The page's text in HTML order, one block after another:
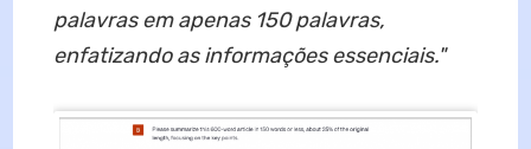
palavras em apenas 150 palavras,
enfatizando as informações essenciais."